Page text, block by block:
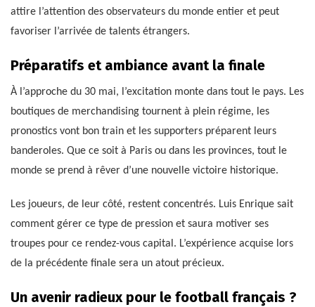
attire l’attention des observateurs du monde entier et peut
favoriser l’arrivée de talents étrangers.
Préparatifs et ambiance avant la finale
À l’approche du 30 mai, l’excitation monte dans tout le pays. Les
boutiques de merchandising tournent à plein régime, les
pronostics vont bon train et les supporters préparent leurs
banderoles. Que ce soit à Paris ou dans les provinces, tout le
monde se prend à rêver d’une nouvelle victoire historique.
Les joueurs, de leur côté, restent concentrés. Luis Enrique sait
comment gérer ce type de pression et saura motiver ses
troupes pour ce rendez-vous capital. L’expérience acquise lors
de la précédente finale sera un atout précieux.
Un avenir radieux pour le football français ?